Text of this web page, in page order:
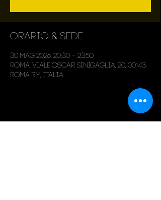
Orario & Sede
30 mag 2026, 20:30 – 23:50
Roma, Viale Oscar Sinigaglia, 20, 00143
Roma RM, Italia